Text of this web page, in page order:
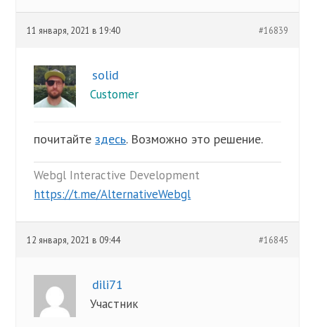
11 января, 2021 в 19:40 #16839
solid
Customer
почитайтездесь. Возможно это решение.
Webgl Interactive Development
https://t.me/AlternativeWebgl
12 января, 2021 в 09:44 #16845
dili71
Участник